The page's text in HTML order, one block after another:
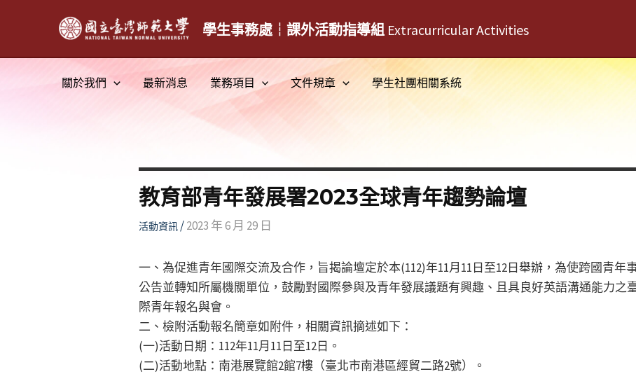
學生事務處┆課外活動指導組 Extracurricular Activities
關於我們 最新消息 業務項目 文件規章 學生社團相關系統
教育部青年發展署2023全球青年趨勢論壇
活動資訊/2023 年 6 月 29 日
一、為促進青年國際交流及合作，旨揭論壇定於本(112)年11月11日至12日舉辦，為使跨國青年
公告並轉知所屬機關單位，鼓勵對國際參與及青年發展議題有興趣、且具良好英語溝通能力之
際青年報名與會。
二、檢附活動報名簡章如附件，相關資訊摘述如下：
(一)活動日期：112年11月11日至12日。
(二)活動地點：南港展覽館2館7樓（臺北市南港區經貿二路2號）。